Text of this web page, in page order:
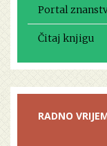
Portal
Čitaj knjigu
RADNO